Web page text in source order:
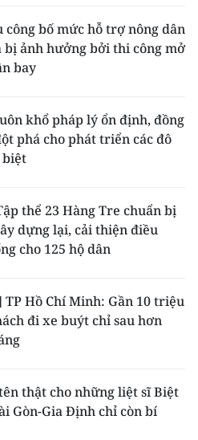
công bố mức hỗ trợ nông dân
bị ảnh hưởng bởi thi công mở
bay
khổ pháp lý ổn định, đồng
phá cho phát triển các đô
biệt
thể 23 Hàng Tre chuẩn bị
dựng lại, cải thiện điều
cho 125 hộ dân
TP Hồ Chí Minh: Gần 10 triệu
đi xe buýt chỉ sau hơn
thật cho những liệt sĩ Biệt
Gòn-Gia Định chỉ còn bí